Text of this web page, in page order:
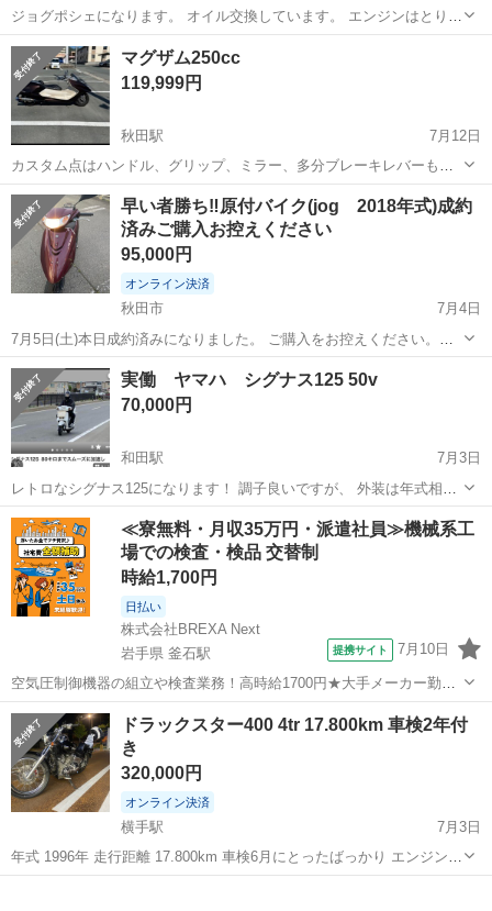
ジョグポシェになります。 オイル交換しています。 エンジンはとりあ
えずかかり乗れますが タイヤバッテリー交換時期です。 銘柄等こだわ
りがなければプラス10000円でタイヤバッテリー新品にしてお渡しする
ことも可能です。 ...
秋田 秋田市 泉外旭川駅
マグザム250cc
119,999円
秋田駅
7月12日
カスタム点はハンドル、グリップ、ミラー、多分ブレーキレバーもか
なとおもいます。 シート、シートエンドのバー、足を乗せる所交換、
ナンバーステー、フロントのダンパー？メッキカバー、リアの左側メ
ッキカバーがカスタム点になります！ ...
秋田 秋田市 秋田駅 ヤマハ マグザム
早い者勝ち‼️原付バイク(jog 2018年式)成約
済みご購入お控えください
95,000円
オンライン決済
秋田市
7月4日
7月5日(土)本日成約済みになりました。 ご購入をお控えください。
2024年(6月)に秋田市のカマダサイクルというバイク屋さんにて中古購
入(約15万円)しました。 約1年私はバイクを使用しており現在約2.4万
キロ走ってい...
秋田 秋田市 ヤマハ
実働 ヤマハ シグナス125 50v
70,000円
和田駅
7月3日
レトロなシグナス125になります！ 調子良いですが、 外装は年式相応
のシート傷、割れはあります！ 購入の際は現車確認を必ずよろしくお
願いします
秋田 秋田市 和田駅 ヤマハ シグナス
≪寮無料・月収35万円・派遣社員≫機械系工
場での検査・検品 交替制
時給1,700円
日払い
株式会社BREXA Next
岩手県 釜石駅
提携サイト 7月10日
空気圧制御機器の組立や検査業務！高時給1700円★大手メーカー勤
務！嬉しい寮費無料！ワンルーム寮完備★マイカー通勤OK＆工場敷地
内に無料駐車場あり★！《岩手県釜石市》 人気の工場のお仕事 ◇空気
圧制御機器（シリンダ、バルブ...
岩手 釜石市 釜石駅 その他
ドラックスター400 4tr 17.800km 車検2年付
き
320,000円
オンライン決済
横手駅
7月3日
年式 1996年 走行距離 17.800km 車検6月にとったばっかり エンジン良
好(セル1) 整備が必要な箇所 フロントフォークのシール(点錆なし) 車検